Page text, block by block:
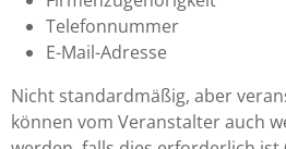
Telefonnummer
E-Mail-Adresse
Nicht standardmäßig, aber
können vom Veranstalter auch